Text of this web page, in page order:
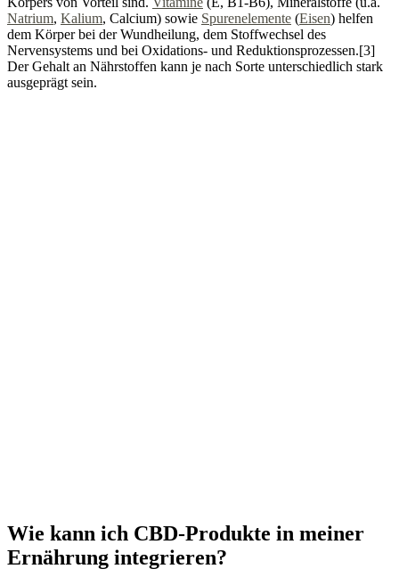
Natrium, Kalium, Calcium) sowie Spurenelemente (Eisen) helfen
dem Körper bei der Wundheilung, dem Stoffwechsel des
Nervensystems und bei Oxidations- und Reduktionsprozessen.[3]
Der Gehalt an Nährstoffen kann je nach Sorte unterschiedlich stark
ausgeprägt sein.
Wie kann ich CBD-Produkte in meiner
Ernährung integrieren?